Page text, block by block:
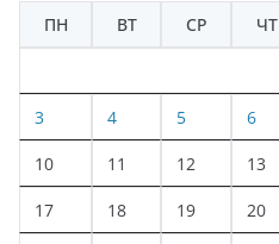
ПН
ВТ СР ЧТ
3 4 5 6
10 11 12 13
17 18 19 20